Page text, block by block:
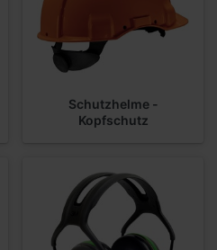
Schutzhelme -
Kopfschutz